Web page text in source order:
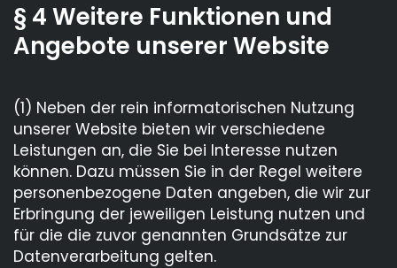
§ 4 Weitere Funktionen und
Angebote unserer Website
(1) Neben der rein informatorischen Nutzung
unserer Website bieten wir verschiedene
Leistungen an, die Sie bei Interesse nutzen
können. Dazu müssen Sie in der Regel weitere
personenbezogene Daten angeben, die wir zur
Erbringung der jeweiligen Leistung nutzen und
für die die zuvor genannten Grundsätze zur
Datenverarbeitung gelten.